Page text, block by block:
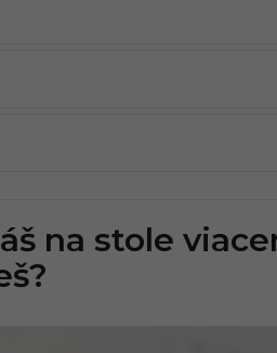
na stole